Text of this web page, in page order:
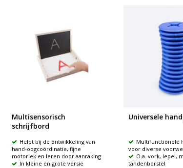
Multisensorisch
schrijfbord
Helpt bij de ontwikkeling van
hand-oogcoördinatie, fijne
motoriek en leren door aanraking
In kleine en grote versie
Universele
Multifunctionele
voor diverse
O.a. vork, lepel,
tandenborstel